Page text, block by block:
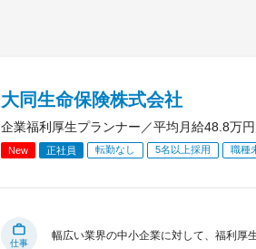
大同生命保険株式会社
企業福利厚生プランナー／平均月給48.8万
New 正社員 転勤なし 5名以上採用 職種
仕事
幅広い業界の中小企業に対して、福利厚